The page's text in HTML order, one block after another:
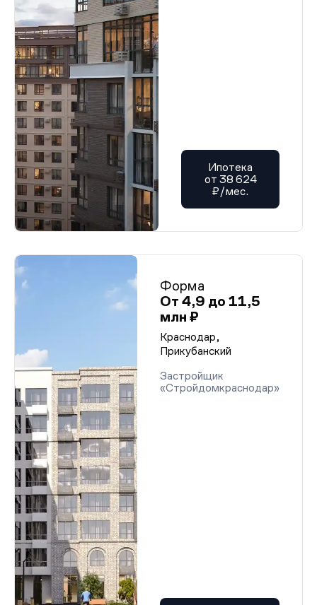
Ипотека
от 38 624
₽/мес.
Форма
От 4,9 до 11,5
млн ₽
Краснодар,
Прикубанский
Застройщик
«Стройдомкраснодар»